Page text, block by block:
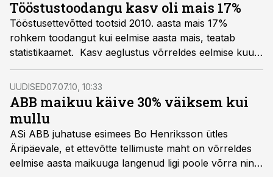
Tööstustoodangu kasv oli mais 17%
Tööstusettevõtted tootsid 2010. aasta mais 17%
rohkem toodangut kui eelmise aasta mais, teatab
statistikaamet. Kasv aeglustus võrreldes eelmise kuu
rekordlise 18,4% kasvuga, mis oli kõrgeim pärast
2000. aastat.
UUDISED07.07.10, 10:33
ABB maikuu käive 30% väiksem kui
mullu
ASi ABB juhatuse esimees Bo Henriksson ütles
Äripäevale, et ettevõtte tellimuste maht on võrreldes
eelmise aasta maikuuga langenud ligi poole võrra ning